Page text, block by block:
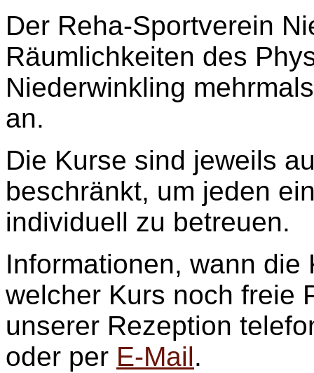
Der Reha-Sportverein
Räumlichkeiten des
Niederwinkling
an.
Die Kurse sind jeweils
beschränkt, um jeden
individuell zu betreuen.
Informationen, wann die
welcher Kurs noch freie
unserer Rezeption
oder per E-Mail.